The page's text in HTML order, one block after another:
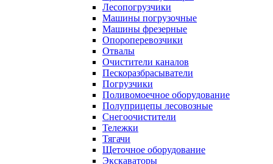
Лесопогрузчики
Машины погрузочные
Машины фрезерные
Опороперевозчики
Отвалы
Очистители каналов
Пескоразбрасыватели
Погрузчики
Поливомоечное оборудование
Полуприцепы лесовозные
Снегоочистители
Тележки
Тягачи
Щеточное оборудование
Экскаваторы